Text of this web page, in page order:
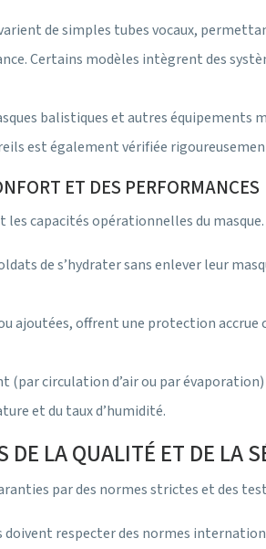
de simples tubes vocaux,
Certains modèles intègrent des
balistiques et autres
est également vérifiée
ET DES PERFORMANCES
capacités opérationnelles du masque.
de s’hydrater sans enlever leur
ajoutées, offrent une protection
(par circulation d’air ou par
et du taux d’humidité.
LA QUALITÉ ET DE LA
par des normes strictes et des
respecter des normes